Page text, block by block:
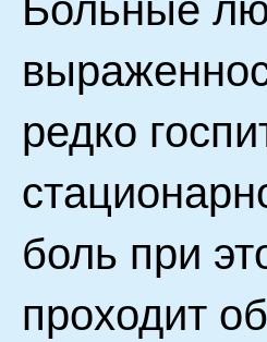
Больные
редко
боль при
проходит